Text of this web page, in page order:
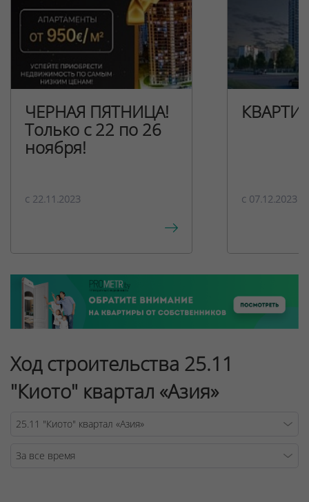
ЧЕРНАЯ ПЯТНИЦА!
Только с 22 по 26
ноября!
c 22.11.2023 c 07.12.2023
Ход строительства 25.11
"Киото" квартал «Азия»